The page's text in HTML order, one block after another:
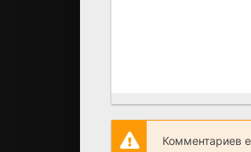
Комментариев